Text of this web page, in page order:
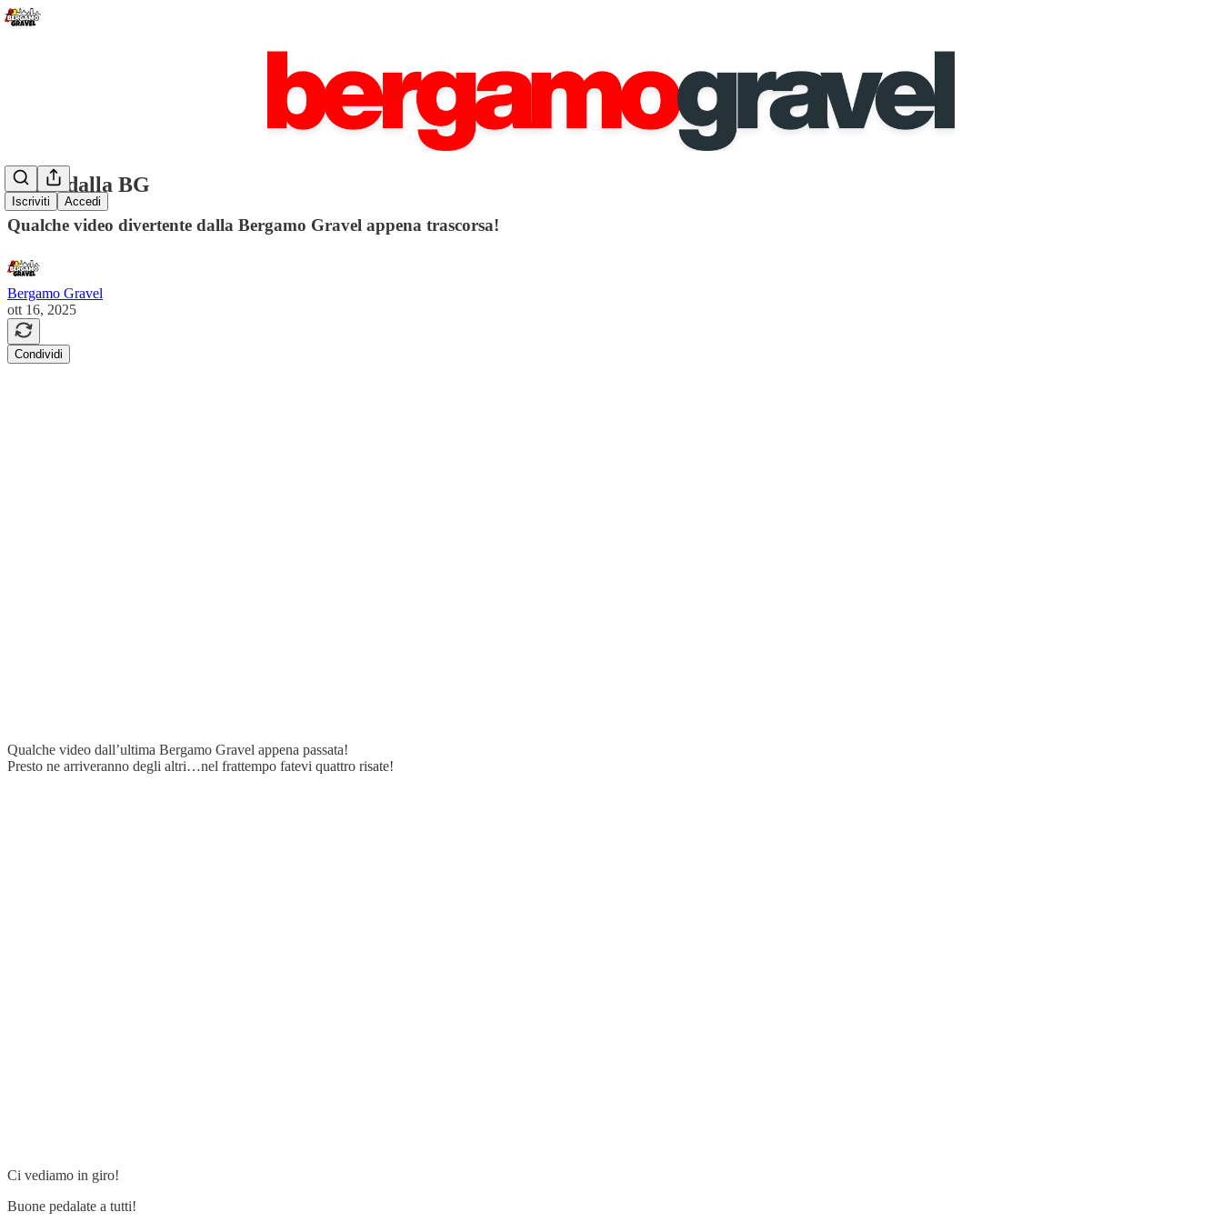
Iscriviti Accedi
Video dalla BG
Qualche video divertente dalla Bergamo Gravel appena trascorsa!
Bergamo Gravel
ott 16, 2025
Condividi
Qualche video dall’ultima Bergamo Gravel appena passata!
Presto ne arriveranno degli altri…nel frattempo fatevi quattro risate!
Ci vediamo in giro!
Buone pedalate a tutti!